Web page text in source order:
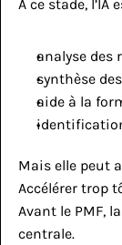
À ce stade,
analyse des
synthèse
aide à la
Mais elle peut
Accélérer trop
Avant le PMF,
centrale.